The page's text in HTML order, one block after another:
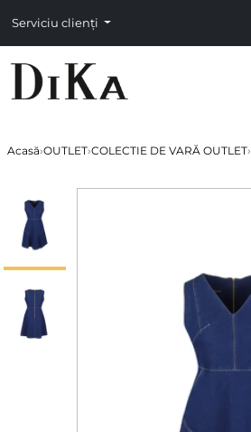
Serviciu clienți
Acasă›OUTLET›COLECTIE DE VARĂ OUTLET›